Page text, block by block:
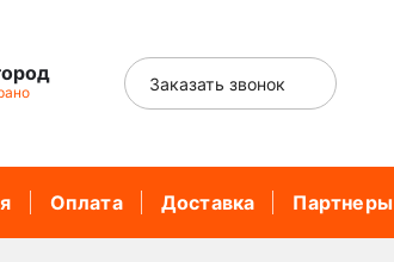
Заказать звонок
Оплата Доставка Партнеры